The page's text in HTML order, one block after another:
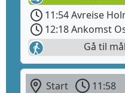
11:54 Avreise
12:18 Ankomst
Gå til
Start 11:58